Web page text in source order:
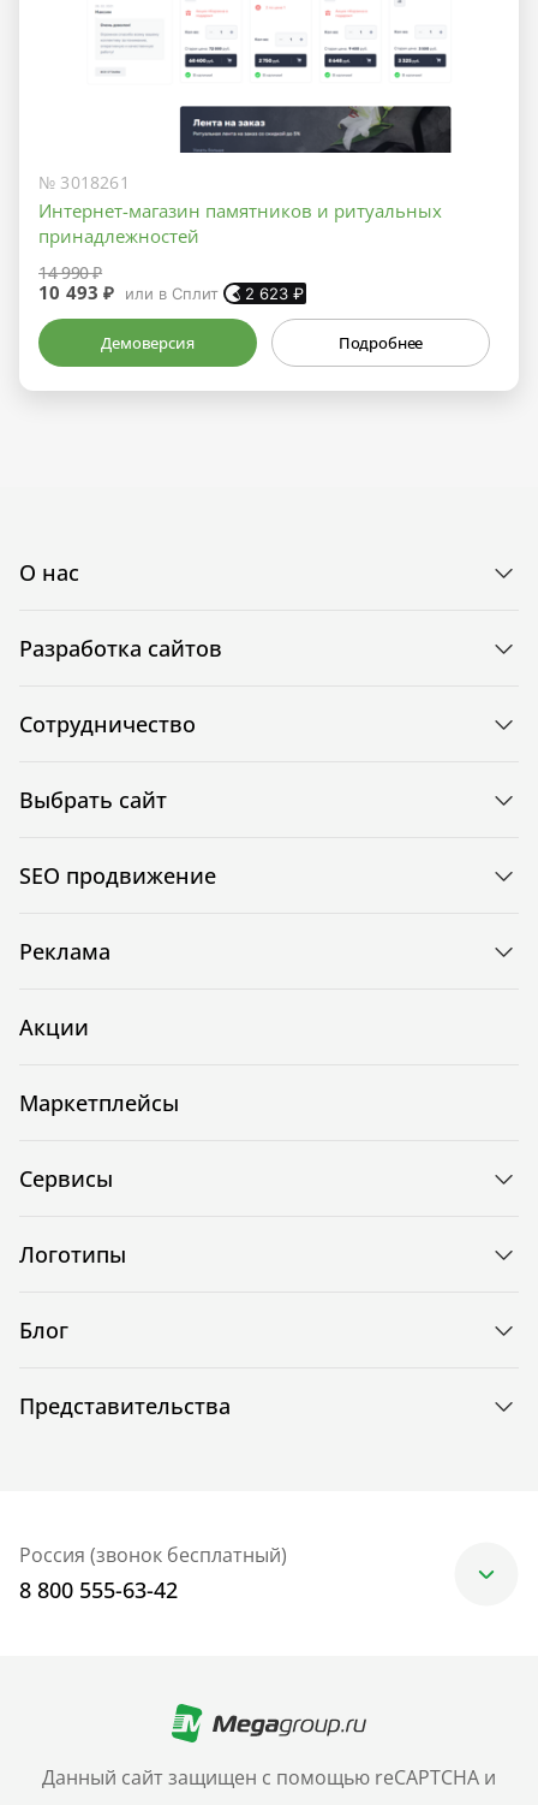
№ 3018261
Интернет-магазин памятников и ритуальных
принадлежностей
14 990 ₽
10 493 ₽ или в Сплит 2 623₽
Демоверсия Подробнее
Данный сайт защищен с помощью reCAPTCHA и
О нас
Разработка сайтов
Сотрудничество
Выбрать сайт
SEO продвижение
Реклама
Акции
Маркетплейсы
Сервисы
Логотипы
Блог
Представительства
Россия (звонок бесплатный)
8 800 555-63-42
+7 (499) 705-30-10
Санкт-Петербург